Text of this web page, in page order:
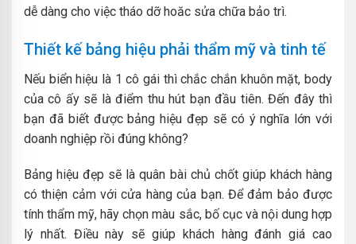
dễ dàng cho việc tháo dỡ hoăc sửa chữa bảo trì.
Thiết kế bảng hiệu phải thẩm mỹ và tinh tế
Nếu biển hiệu là 1 cô gái thì chắc chắn khuôn mặt, body
của cô ấy sẽ là điểm thu hút bạn đầu tiên. Đến đây thì
bạn đã biết được bảng hiệu đẹp sẽ có ý nghĩa lớn với
doanh nghiệp rồi đúng không?
Bảng hiệu đẹp sẽ là quân bài chủ chốt giúp khách hàng
có thiện cảm với cửa hàng của bạn. Để đảm bảo được
tính thẩm mỹ, hãy chọn màu sắc, bố cục và nội dung hợp
lý nhất. Điều này sẽ giúp khách hàng đánh giá cao